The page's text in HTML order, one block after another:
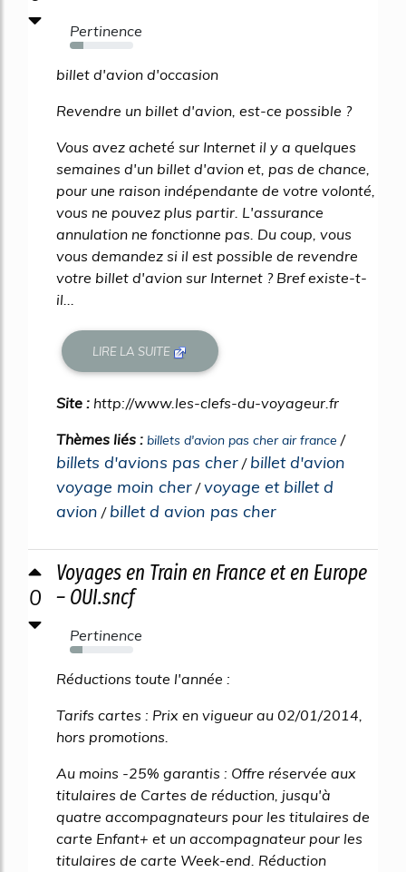
Pertinence
21%
billet d'avion d'occasion
Revendre un billet d'avion, est-ce possible ?
Vous avez acheté sur Internet il y a quelques
semaines d'un billet d'avion et, pas de chance,
pour une raison indépendante de votre volonté,
vous ne pouvez plus partir. L'assurance
annulation ne fonctionne pas. Du coup, vous
vous demandez si il est possible de revendre
votre billet d'avion sur Internet ? Bref existe-t-
il...
LIRE LA SUITE
Site : http://www.les-clefs-du-voyageur.fr
Thèmes liés : billets d'avion pas cher air france /
billets d'avions pas cher / billet d'avion
voyage moin cher /voyage et billet d
avion / billet d avion pas cher
0
Voyages en Train en France et en Europe
– OUI.sncf
Pertinence
20%
Réductions toute l'année :
Tarifs cartes : Prix en vigueur au 02/01/2014,
hors promotions.
Au moins -25% garantis : Offre réservée aux
titulaires de Cartes de réduction, jusqu'à
quatre accompagnateurs pour les titulaires de
carte Enfant+ et un accompagnateur pour les
titulaires de carte Week-end. Réduction